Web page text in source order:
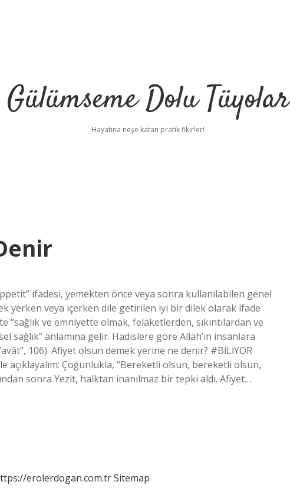
Gülümseme Dolu Tüyolar
Hayatına neşe katan pratik fikirler!
ifadesi, yemekten önce veya sonra kullanılabilen genel
yerken veya içerken dile getirilen iyi bir dilek olarak ifade
ve emniyette olmak, felaketlerden, sıkıntılardan ve
sağlık” anlamına gelir. Hadislere göre Allah’ın insanlara
106). Afiyet olsun demek yerine ne denir? #BİLİYOR
Çoğunlukla, “Bereketli olsun, bereketli olsun,
sonra Yezit, halktan inanılmaz bir tepki aldı. Afiyet…
erolerdogan.com.trSitemap